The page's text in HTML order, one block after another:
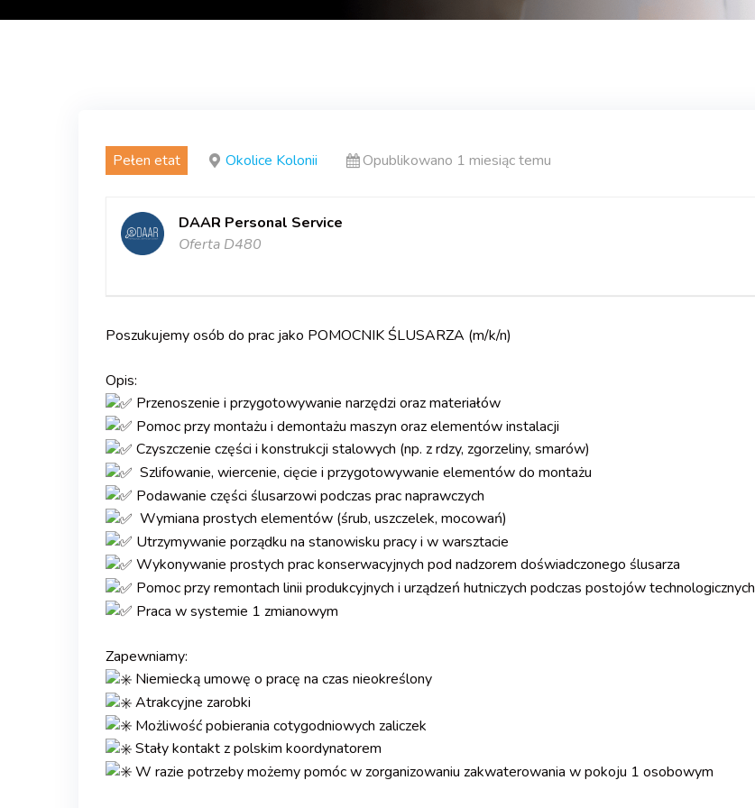
Pełen etat Okolice Kolonii Opublikowano 1 miesiąc temu
DAAR Personal Service
Oferta D480
Poszukujemy osób do prac jako POMOCNIK ŚLUSARZA (m/k/n)
Opis:
Przenoszenie i przygotowywanie narzędzi oraz materiałów
Pomoc przy montażu i demontażu maszyn oraz elementów instalacji
Czyszczenie części i konstrukcji stalowych (np. z rdzy, zgorzeliny, smarów)
Szlifowanie, wiercenie, cięcie i przygotowywanie elementów do montażu
Podawanie części ślusarzowi podczas prac naprawczych
Wymiana prostych elementów (śrub, uszczelek, mocowań)
Utrzymywanie porządku na stanowisku pracy i w warsztacie
Wykonywanie prostych prac konserwacyjnych pod nadzorem doświadczonego ślusarza
Pomoc przy remontach linii produkcyjnych i urządzeń hutniczych podczas postojów technologicznych
Praca w systemie 1 zmianowym
Zapewniamy:
Niemiecką umowę o pracę na czas nieokreślony
Atrakcyjne zarobki
Możliwość pobierania cotygodniowych zaliczek
Stały kontakt z polskim koordynatorem
W razie potrzeby możemy pomóc w zorganizowaniu zakwaterowania w pokoju 1 osobowym